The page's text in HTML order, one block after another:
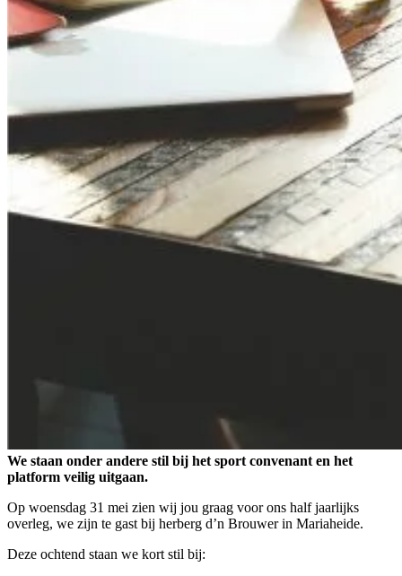
We staan onder andere stil bij het sport convenant en het
platform veilig uitgaan.
Op woensdag 31 mei zien wij jou graag voor ons half jaarlijks
overleg, we zijn te gast bij herberg d’n Brouwer in Mariaheide.
Deze ochtend staan we kort stil bij: